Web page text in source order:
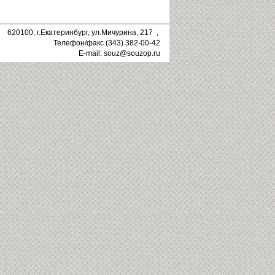
620100, г.Екатеринбург, ул.Мичурина, 217 ,
Телефон/факс (343) 382-00-42
E-mail: souz@souzop.ru